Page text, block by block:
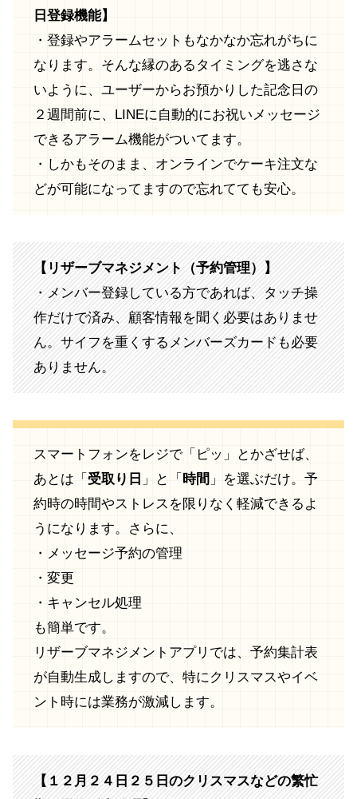
日登録機能】
・登録やアラームセットもなかなか忘れがちに
なります。そんな縁のあるタイミングを逃さな
いように、ユーザーからお預かりした記念日の
２週間前に、LINEに自動的にお祝いメッセージ
できるアラーム機能がついてます。
・しかもそのまま、オンラインでケーキ注文な
どが可能になってますので忘れてても安心。
【リザーブマネジメント（予約管理）】
・メンバー登録している方であれば、タッチ操
作だけで済み、顧客情報を聞く必要はありませ
ん。サイフを重くするメンバーズカードも必要
ありません。
スマートフォンをレジで「ピッ」とかざせば、
あとは「 受取り日 」と「 時間 」を選ぶだけ。予
約時の時間やストレスを限りなく軽減できるよ
うになります。さらに、
・メッセージ予約の管理
・変更
・キャンセル処理
も簡単です。
リザーブマネジメントアプリでは、予約集計表
が自動生成しますので、特にクリスマスやイベ
ント時には業務が激減します。
【１２月２４日２５日のクリスマスなどの繁忙